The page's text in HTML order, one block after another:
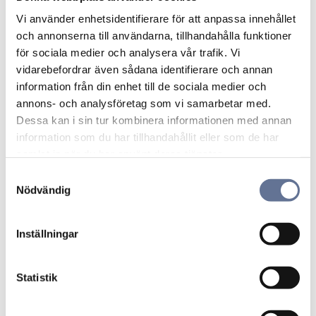
Vi använder enhetsidentifierare för att anpassa innehållet
och annonserna till användarna, tillhandahålla funktioner
för sociala medier och analysera vår trafik. Vi
vidarebefordrar även sådana identifierare och annan
information från din enhet till de sociala medier och
annons- och analysföretag som vi samarbetar med.
Dessa kan i sin tur kombinera informationen med annan
information som du har tillhandahållit eller som de har
Nödvändig
Inställningar
Statistik
Camebrosch/hänge
13 130
Lägg till i favoriter
Manschettknappar
Lägg